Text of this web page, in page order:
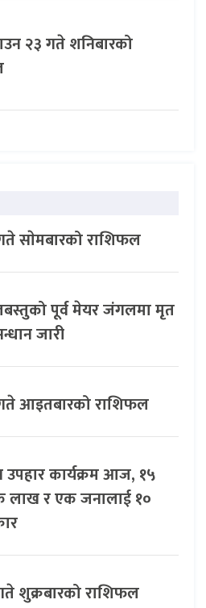
२३ गते शनिबारको
साेमबारको राशिफल
पूर्व मेयर जंगलमा मृत
जारी
आइतबारको राशिफल
उपहार कार्यक्रम आज, १५
र एक जनालाई १०
शुक्रबारको राशिफल